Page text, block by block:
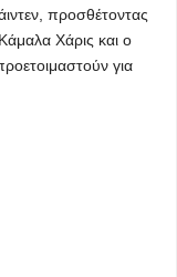
προσθέτοντας
Χάρις και ο
για